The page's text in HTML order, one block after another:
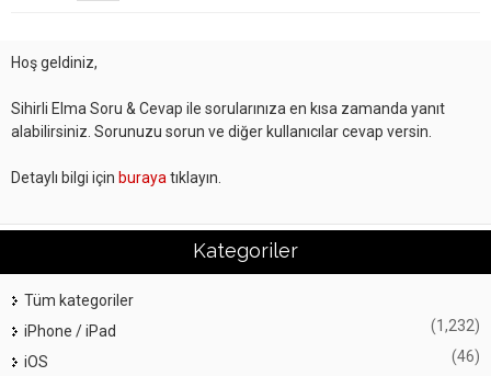
Hoş geldiniz,
Sihirli Elma Soru & Cevap ile sorularınıza en kısa zamanda yanıt
alabilirsiniz. Sorunuzu sorun ve diğer kullanıcılar cevap versin.
Detaylı bilgi için buraya tıklayın.
Kategoriler
Tüm kategoriler
iPhone / iPad
(1,232)
iOS (46)